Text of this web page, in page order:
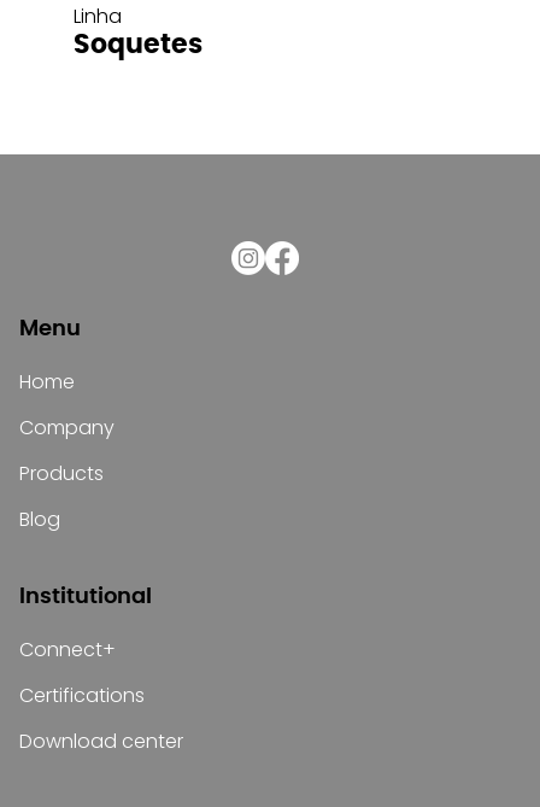
Linha
Soquetes
Menu
Home
Company
Products
Blog
Institutional
Connect+
Certifications
Download center